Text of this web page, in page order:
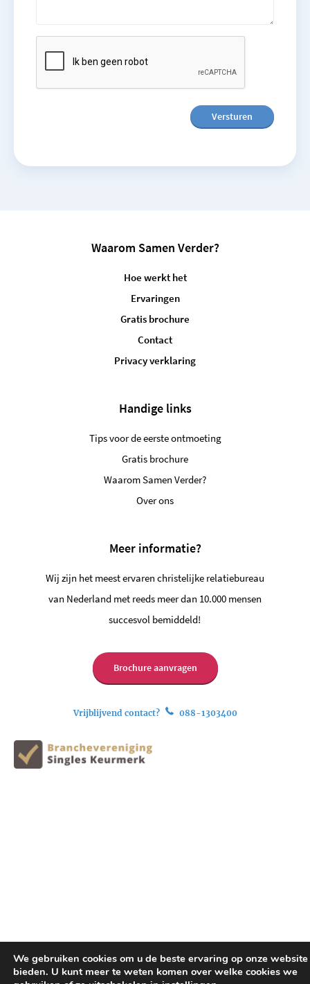
Waarom Samen Verder?
Hoe werkt het
Ervaringen
Gratis brochure
Contact
Privacy verklaring
Handige links
Tips voor de eerste ontmoeting
Gratis brochure
Waarom Samen Verder?
Over ons
Meer informatie?
Wij zijn het meest ervaren christelijke relatiebureau
van Nederland met reeds meer dan 10.000 mensen
succesvol bemiddeld!
Brochure aanvragen
Vrijblijvend contact? 088-1303400
We gebruiken cookies om u de beste ervaring op onze
bieden. U kunt meer te weten komen over welke cookies we